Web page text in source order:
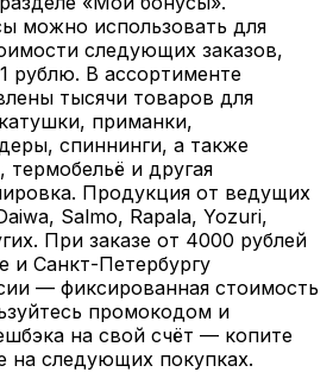
можно использовать для
следующих заказов,
рублю. В ассортименте
тысячи товаров для
приманки,
спиннинги, а также
термобельё и другая
Продукция от ведущих
Salmo, Rapala, Yozuri,
При заказе от 4000 рублей
и Санкт-Петербургу
— фиксированная стоимость
промокодом и
на свой счёт — копите
на следующих покупках.